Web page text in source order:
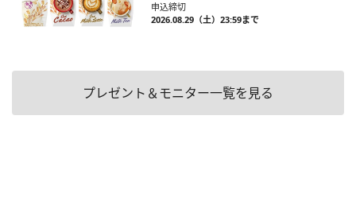
申込締切
2026.08.29（土）23:59まで
プレゼント＆モニター一覧を見る